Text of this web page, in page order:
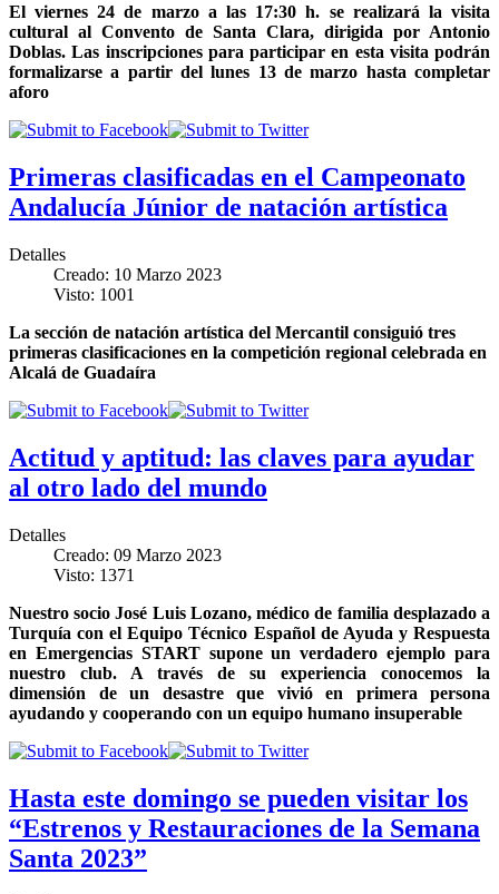
El viernes 24 de marzo a las 17:30 h. se realizará la visita
cultural al Convento de Santa Clara, dirigida por Antonio
Doblas.Las inscripciones para participar en esta visita podrán
formalizarse a partir del lunes 13 de marzo hasta completar
aforo
Primeras clasificadas en el Campeonato
Andalucía Júnior de natación artística
Detalles
Creado: 10 Marzo 2023
Visto: 1001
La sección de natación artística del Mercantil consiguió tres
primeras clasificaciones en la competición regional celebrada en
Alcalá de Guadaíra
Actitud y aptitud: las claves para ayudar
al otro lado del mundo
Detalles
Creado: 09 Marzo 2023
Visto: 1371
Nuestro socio José Luis Lozano, médico de familia desplazado a
Turquía con elEquipo Técnico Español de Ayuda y Respuesta
en Emergencias STARTsupone un verdadero ejemplo para
nuestro club. A través de su experiencia conocemos la
dimensión de un desastre que vivió en primera persona
ayudando y cooperando con un equipo humano insuperable
Hasta este domingo se pueden visitar los
“Estrenos y Restauraciones de la Semana
Santa 2023”